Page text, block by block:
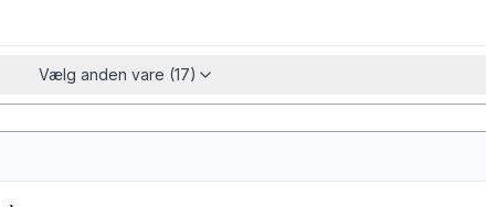
Vælg anden vare (17)